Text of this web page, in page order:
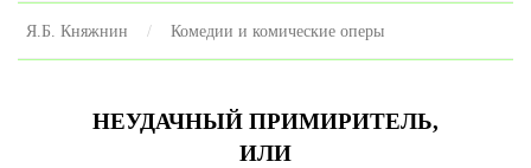
Я.Б. Княжнин Комедии и комические оперы
НЕУДАЧНЫЙ ПРИМИРИТЕЛЬ,
ИЛИ